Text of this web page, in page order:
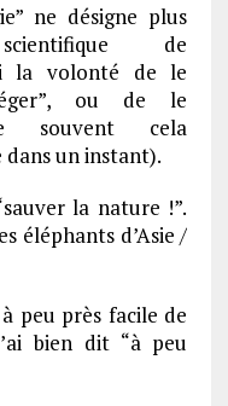
ne désigne plus
de
la volonté de le
ou de le
souvent cela
dans un instant).
la nature !”.
éléphants d’Asie /
peu près facile de
bien dit “à peu